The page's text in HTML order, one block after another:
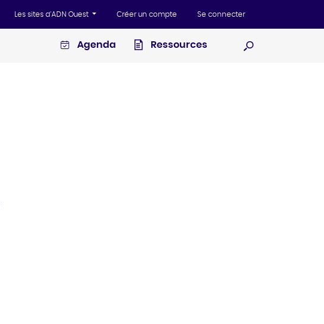
Les sites d'ADN Ouest Créer un compte Se connecter
Agenda
Ressources